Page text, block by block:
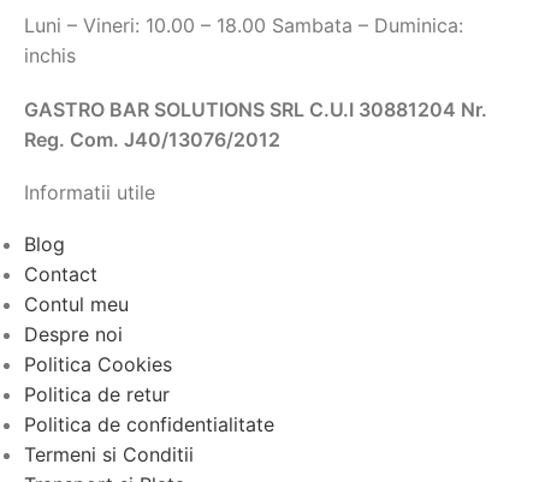
Luni – Vineri: 10.00 – 18.00 Sambata – Duminica:
inchis
GASTRO BAR SOLUTIONS SRL C.U.I 30881204 Nr.
Reg. Com. J40/13076/2012
Informatii utile
Blog
Contact
Contul meu
Despre noi
Politica Cookies
Politica de retur
Politica de confidentialitate
Termeni si Conditii